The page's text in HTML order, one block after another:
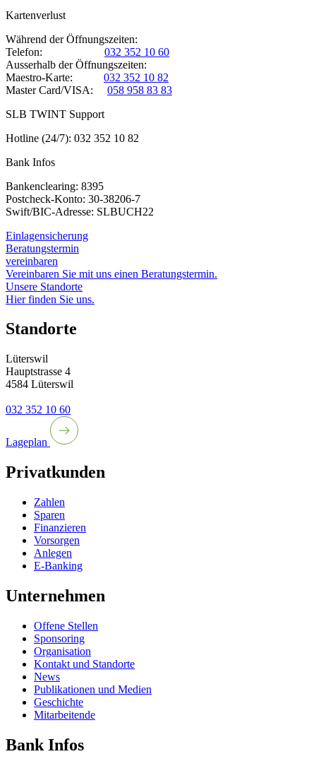
Kartenverlust
Während der Öffnungszeiten:
Telefon: 032 352 10 60
Ausserhalb der Öffnungszeiten:
Maestro-Karte: 032 352 10 82
Master Card/VISA: 058 958 83 83
SLB TWINT Support
Hotline (24/7): 032 352 10 82
Bank Infos
Bankenclearing: 8395
Postcheck-Konto: 30-38206-7
Swift/BIC-Adresse: SLBUCH22
Einlagensicherung
Beratungstermin
vereinbaren
Vereinbaren Sie mit uns einen Beratungstermin.
Unsere Standorte
Hier finden Sie uns.
Standorte
Lüterswil
Hauptstrasse 4
4584 Lüterswil
032 352 10 60
Lageplan
Privatkunden
Zahlen
Sparen
Finanzieren
Vorsorgen
Anlegen
E-Banking
Unternehmen
Offene Stellen
Sponsoring
Organisation
Kontakt und Standorte
News
Publikationen und Medien
Geschichte
Mitarbeitende
Bank Infos